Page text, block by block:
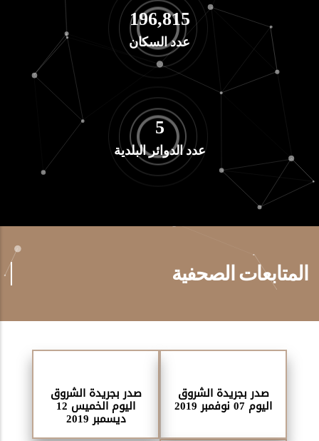
234,503
عدد السكان
6
عدد الدوائر البلدية
المتابعات الصحفية
صدر بجريدة الشروق
اليوم 07 نوفمبر 2019
صدر بجريدة الشروق
اليوم الخميس 12
ديسمبر 2019